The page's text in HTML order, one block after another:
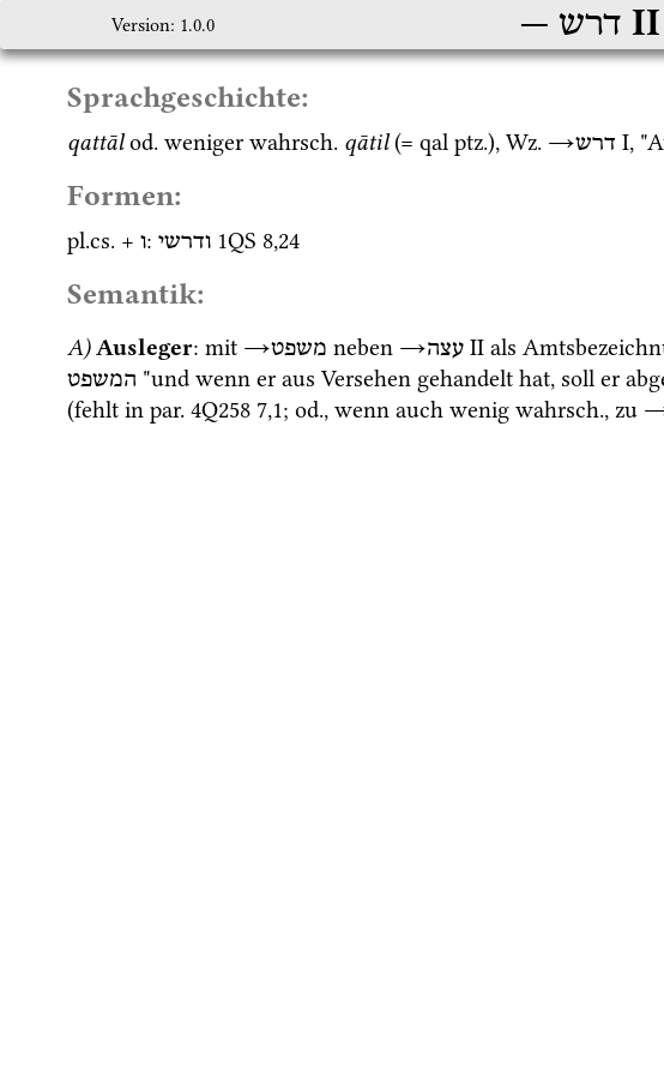
דרש ‎ II
Version: 1.0.0
Sprachgeschichte:
qattāl od. weniger wahrsch. qātil (= qal ptz.), Wz. →דרש ‎ I,
Formen:
pl.cs. + ו: ודרשי 1QS 8,24
Semantik:
A)Ausleger: mit →משפט neben →עצה ‎ II als
המשפט "und wenn er aus Versehen gehandelt hat, soll er
(fehlt in par. 4Q258 7,1; od., wenn auch wenig wahrsch., zu